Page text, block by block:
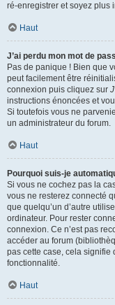
ré-enregistrer et soyez plus
Haut
J’ai perdu mon mot de
Pas de panique ! Bien que
peut facilement être
connexion puis cliquez sur
instructions énoncées et
Si toutefois vous ne
un administrateur du forum.
Haut
Pourquoi suis-je
Si vous ne cochez pas la
vous ne resterez connecté
que quelqu’un d’autre
ordinateur. Pour rester
connexion. Ce n’est pas
accéder au forum
pas cette case, cela signifie
fonctionnalité.
Haut